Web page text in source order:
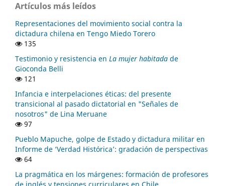
Artículos más leídos
Representaciones del movimiento social contra la
dictadura chilena en Tengo Miedo Torero
135
Testimonio y resistencia en La mujer habitada de
Gioconda Belli
121
Infancia e interpelaciones éticas: del presente
transicional al pasado dictatorial en "Señales de
nosotros" de Lina Meruane
97
Pueblo Mapuche, golpe de Estado y dictadura militar en
Informe de ‘Verdad Histórica’: gradación de perspectivas
64
La pragmática en los márgenes: formación de profesores